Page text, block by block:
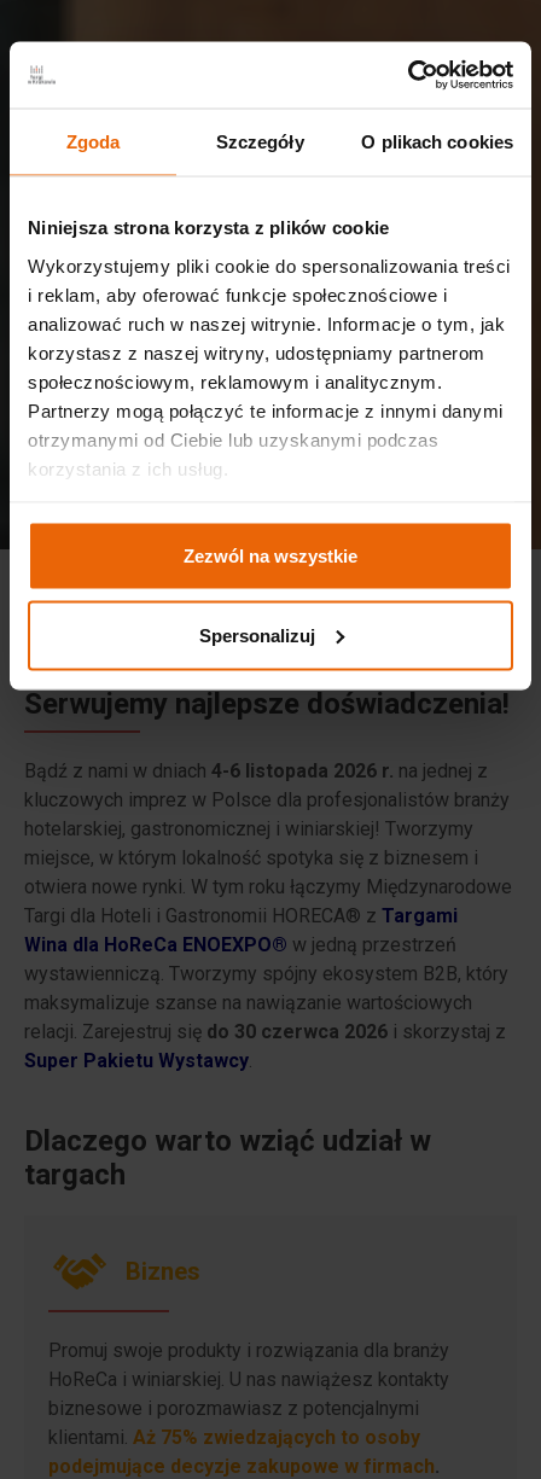
Zgoda Szczegóły O plikach cookies
Niniejsza strona korzysta z plików cookie
Wykorzystujemy pliki cookie do spersonalizowania treści
i reklam, aby oferować funkcje społecznościowe i
analizować ruch w naszej witrynie. Informacje o tym, jak
korzystasz z naszej witryny, udostępniamy partnerom
społecznościowym, reklamowym i analitycznym.
Partnerzy mogą połączyć te informacje z innymi danymi
otrzymanymi od Ciebie lub uzyskanymi podczas
korzystania z ich usług.
Zezwól na wszystkie
Spersonalizuj
HORECA & ENOEXPO 2026 -
Serwujemy najlepsze doświadczenia!
Bądź z nami w dniach 4-6 listopada 2026 r. na jednej z
kluczowych imprez w Polsce dla profesjonalistów branży
hotelarskiej, gastronomicznej i winiarskiej! Tworzymy
miejsce, w którym lokalność spotyka się z biznesem i
otwiera nowe rynki. W tym roku łączymy Międzynarodowe
Targi dla Hoteli i Gastronomii HORECA® z Targami
Wina dla HoReCa ENOEXPO® w jedną przestrzeń
wystawienniczą. Tworzymy spójny ekosystem B2B, który
maksymalizuje szanse na nawiązanie wartościowych
relacji. Zarejestruj się do 30 czerwca 2026 i skorzystaj z
Super Pakietu Wystawcy
Dlaczego warto wziąć udział w
targach
Biznes
Promuj swoje produkty i rozwiązania dla branży
HoReCa i winiarskiej. U nas nawiążesz kontakty
biznesowe i porozmawiasz z potencjalnymi
klientami. Aż 75% zwiedzających to osoby
podejmujące decyzje zakupowe w firmach.